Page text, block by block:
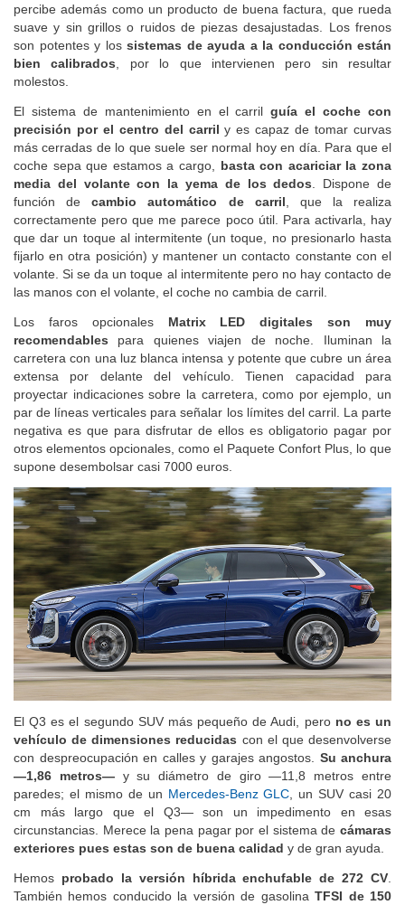
percibe además como un producto de buena factura, que rueda
suave y sin grillos o ruidos de piezas desajustadas. Los frenos
son potentes y los sistemas de ayuda a la conducción están
bien calibrados, por lo que intervienen pero sin resultar
molestos.
El sistema de mantenimiento en el carrilguía el coche con
precisión por el centro del carril y es capaz de tomar curvas
más cerradas de lo que suele ser normal hoy en día. Para que el
coche sepa que estamos a cargo, basta con acariciar la zona
media del volante con la yema de los dedos. Dispone de
función decambio automático de carril, que la realiza
correctamente pero que me parece poco útil. Para activarla, hay
que dar un toque al intermitente (un toque, no presionarlo hasta
fijarlo en otra posición) y mantener un contacto constante con el
volante. Si se da un toque al intermitente pero no hay contacto de
las manos con el volante, el coche no cambia de carril.
Los faros opcionales Matrix LED digitales son muy
recomendables para quienes viajen de noche. Iluminan la
carretera con una luz blanca intensa y potente que cubre un área
extensa por delante del vehículo. Tienen capacidad para
proyectar indicaciones sobre la carretera, como por ejemplo, un
par de líneas verticales para señalar los límites del carril. La parte
negativa es que para disfrutar de ellos es obligatorio pagar por
otros elementos opcionales, como el Paquete Confort Plus, lo que
supone desembolsar casi 7000 euros.
El Q3 es el segundo SUV más pequeño de Audi, pero no es un
vehículo de dimensiones reducidas con el que desenvolverse
con despreocupación en calles y garajes angostos. Su anchura
—1,86 metros—y su diámetro de giro —11,8 metros entre
paredes; el mismo de un Mercedes-Benz GLC , un SUV casi 20
cm más largo que el Q3— son un impedimento en esas
circunstancias. Merece la pena pagar por el sistema de cámaras
exteriores pues estas son de buena calidad y de gran ayuda.
Hemos probado la versión híbrida enchufable de 272 CV
También hemos conducido la versión de gasolinaTFSI de 150